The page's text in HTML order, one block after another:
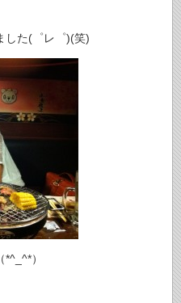
した(゜レ゜)(笑)
）